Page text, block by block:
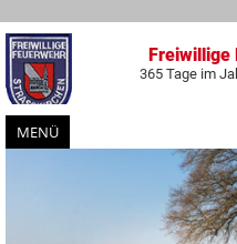
Freiwillige
365 Tage im
MENÜ